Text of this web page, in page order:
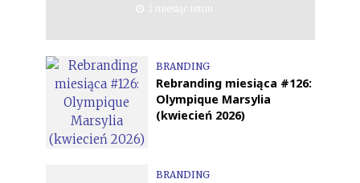
1 miesiąc temu
BRANDING
Rebranding miesiąca #126:
Olympique Marsylia
(kwiecień 2026)
BRANDING